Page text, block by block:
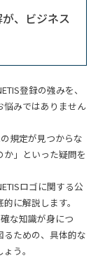
、ビジネス
登録の強みを、
悩みではありません
規定が見つからな
」といった疑問を
ロゴに関する公
に解説します。
な知識が身につ
るための、具体的な
ょう。